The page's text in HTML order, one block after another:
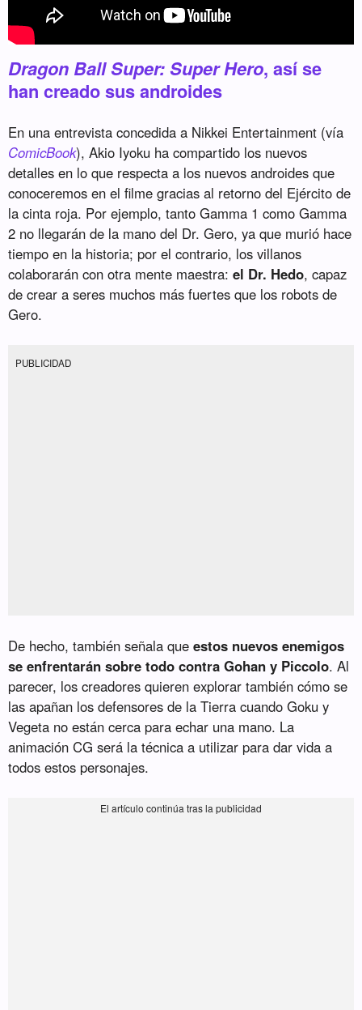
Dragon Ball Super: Super Hero, así se
han creado sus androides
En una entrevista concedida a Nikkei Entertainment (vía
ComicBook), Akio Iyoku ha compartido los nuevos
detalles en lo que respecta a los nuevos androides que
conoceremos en el filme gracias al retorno del Ejército de
la cinta roja. Por ejemplo, tanto Gamma 1 como Gamma
2 no llegarán de la mano del Dr. Gero, ya que murió hace
tiempo en la historia; por el contrario, los villanos
colaborarán con otra mente maestra:el Dr. Hedo, capaz
de crear a seres muchos más fuertes que los robots de
Gero.
PUBLICIDAD
De hecho, también señala queestos nuevos enemigos
se enfrentarán sobre todo contra Gohan y Piccolo. Al
parecer, los creadores quieren explorar también cómo se
las apañan los defensores de la Tierra cuando Goku y
Vegeta no están cerca para echar una mano. La
animación CG será la técnica a utilizar para dar vida a
todos estos personajes.